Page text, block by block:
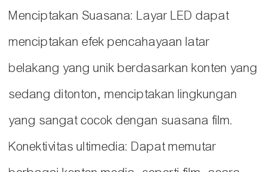
Menciptakan Suasana: Layar LED dapat
menciptakan efek pencahayaan latar
belakang yang unik berdasarkan konten yang
sedang ditonton, menciptakan lingkungan
yang sangat cocok dengan suasana film.
Konektivitas ultimedia: Dapat memutar